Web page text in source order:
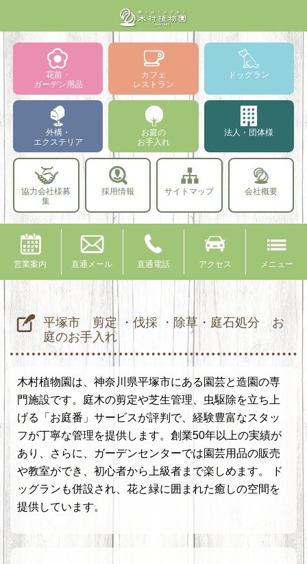
花苗・
ガーデン用品
カフェ
レストラン
ドッグラン
外構・
エクステリア
お庭の
お手入れ
法人・団体様
協力会社様募
集
採用情報 サイトマップ 会社概要
営業案内 直通メール 直通電話 アクセス メニュー
平塚市 剪定 ・伐採 ・除草・庭石処分 お
庭のお手入れ
木村植物園は、神奈川県平塚市にある園芸と造園の専
門施設です。庭木の剪定や芝生管理、虫駆除を立ち上
げる「お庭番」サービスが評判で、経験豊富なスタッ
フが丁寧な管理を提供します。創業50年以上の実績が
あり、さらに、ガーデンセンターでは園芸用品の販売
や教室ができ、初心者から上級者まで楽しめます。 ド
ッグランも併設され、花と緑に囲まれた癒しの空間を
提供しています。